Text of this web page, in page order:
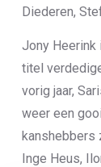
Diederen,
Jony Heerink
titel
vorig jaar,
weer een
kanshebbers
Inge Heus,